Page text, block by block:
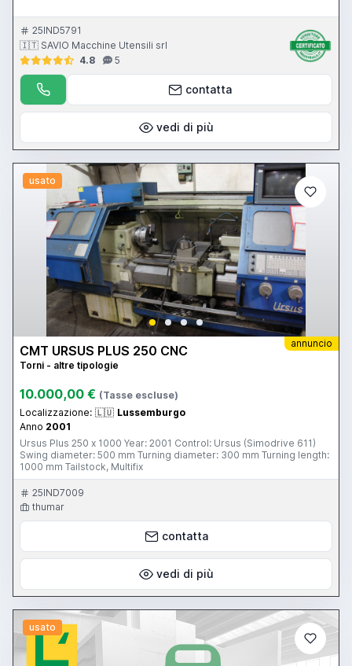
25IND5791
🇮🇹 SAVIO Macchine Utensili srl
4.8
5
contatta
vedi di più
usato
annuncio
CMT URSUS PLUS 250 CNC
Torni - altre tipologie
10.000,00 € (Tasse escluse)
Localizzazione: 🇱🇺 Lussemburgo
Anno 2001
Ursus Plus 250 x 1000 Year: 2001 Control: Ursus (Simodrive 611)
Swing diameter: 500 mm Turning diameter: 300 mm Turning length:
1000 mm Tailstock, Multifix
25IND7009
thumar
contatta
vedi di più
usato